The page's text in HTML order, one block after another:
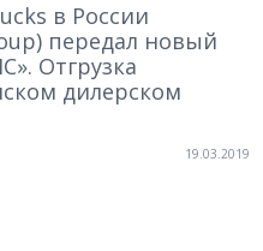
в России
передал новый
Отгрузка
дилерском
19.03.2019